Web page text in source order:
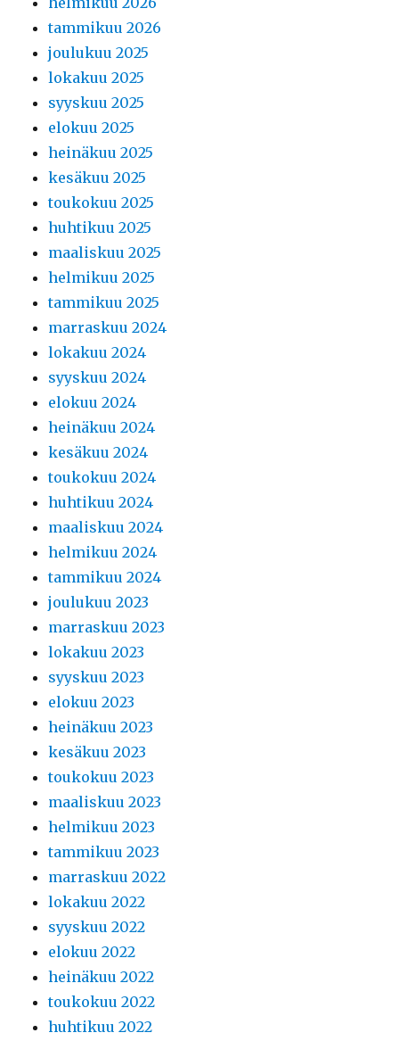
tammikuu 2026
joulukuu 2025
lokakuu 2025
syyskuu 2025
elokuu 2025
heinäkuu 2025
kesäkuu 2025
toukokuu 2025
huhtikuu 2025
maaliskuu 2025
helmikuu 2025
tammikuu 2025
marraskuu 2024
lokakuu 2024
syyskuu 2024
elokuu 2024
heinäkuu 2024
kesäkuu 2024
toukokuu 2024
huhtikuu 2024
maaliskuu 2024
helmikuu 2024
tammikuu 2024
joulukuu 2023
marraskuu 2023
lokakuu 2023
syyskuu 2023
elokuu 2023
heinäkuu 2023
kesäkuu 2023
toukokuu 2023
maaliskuu 2023
helmikuu 2023
tammikuu 2023
marraskuu 2022
lokakuu 2022
syyskuu 2022
elokuu 2022
heinäkuu 2022
toukokuu 2022
huhtikuu 2022